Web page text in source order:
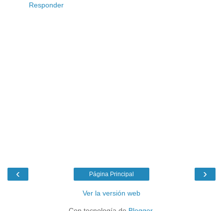
Responder
‹ ›
Página Principal
Ver la versión web